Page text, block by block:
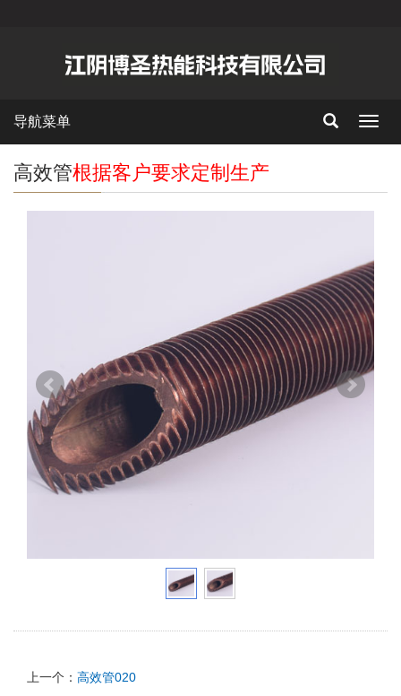
导航菜单
高效管根据客户要求定制生产
上一个： 高效管020